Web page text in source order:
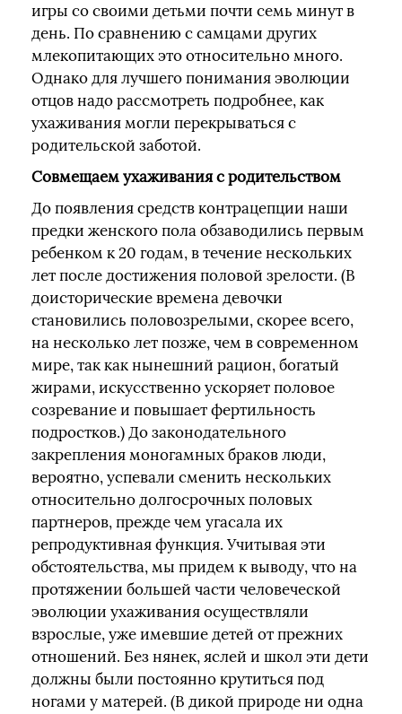
игры со своими детьми почти семь минут в
день. По сравнению с самцами других
млекопитающих это относительно много.
Однако для лучшего понимания эволюции
отцов надо рассмотреть подробнее, как
ухаживания могли перекрываться с
родительской заботой.
Совмещаем ухаживания с родительством
До появления средств контрацепции наши
предки женского пола обзаводились первым
ребенком к 20 годам, в течение нескольких
лет после достижения половой зрелости. (В
доисторические времена девочки
становились половозрелыми, скорее всего,
на несколько лет позже, чем в современном
мире, так как нынешний рацион, богатый
жирами, искусственно ускоряет половое
созревание и повышает фертильность
подростков.) До законодательного
закрепления моногамных браков люди,
вероятно, успевали сменить нескольких
относительно долгосрочных половых
партнеров, прежде чем угасала их
репродуктивная функция. Учитывая эти
обстоятельства, мы придем к выводу, что на
протяжении большей части человеческой
эволюции ухаживания осуществляли
взрослые, уже имевшие детей от прежних
отношений. Без нянек, яслей и школ эти дети
должны были постоянно крутиться под
ногами у матерей. (В дикой природе ни одна